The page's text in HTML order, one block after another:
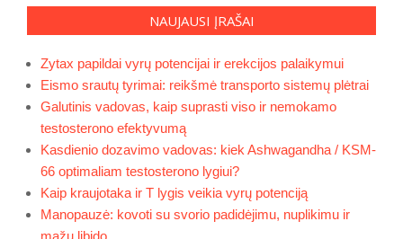
NAUJAUSI ĮRAŠAI
Zytax papildai vyrų potencijai ir erekcijos palaikymui
Eismo srautų tyrimai: reikšmė transporto sistemų plėtrai
Galutinis vadovas, kaip suprasti viso ir nemokamo
testosterono efektyvumą
Kasdienio dozavimo vadovas: kiek Ashwagandha / KSM-
66 optimaliam testosterono lygiui?
Kaip kraujotaka ir T lygis veikia vyrų potenciją
Manopauzė: kovoti su svorio padidėjimu, nuplikimu ir
mažu libido